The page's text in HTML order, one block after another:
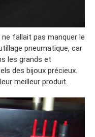
fallait pas manquer le
pneumatique, car
les grands et
des bijoux précieux.
meilleur produit.